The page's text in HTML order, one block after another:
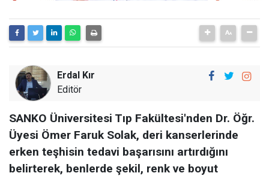
Erdal Kır
Editör
SANKO Üniversitesi Tıp Fakültesi'nden Dr. Öğr.
Üyesi Ömer Faruk Solak, deri kanserlerinde
erken teşhisin tedavi başarısını artırdığını
belirterek, benlerde şekil, renk ve boyut